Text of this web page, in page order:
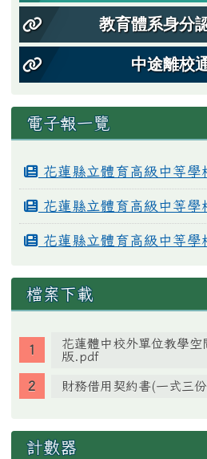
教育體系身分
中途離校
電子報一覽
花蓮縣立體育高級中等
花蓮縣立體育高級中等
花蓮縣立體育高級中等
檔案下載
花蓮體中校外單位教學
版.pdf
財務借用契約書(一式三
計數器